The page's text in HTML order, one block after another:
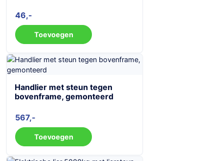
46
Toevoegen
Handlier met steun tegen
bovenframe, gemonteerd
567
Toevoegen